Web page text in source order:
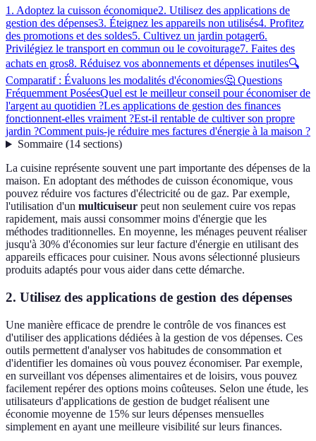
1. Adoptez la cuisson économique2. Utilisez des applications de
gestion des dépenses3. Éteignez les appareils non utilisés4. Profitez
des promotions et des soldes5. Cultivez un jardin potager6.
Privilégiez le transport en commun ou le covoiturage7. Faites des
achats en gros8. Réduisez vos abonnements et dépenses inutiles🔍
Comparatif : Évaluons les modalités d'économies🤔 Questions
Fréquemment PoséesQuel est le meilleur conseil pour économiser de
l'argent au quotidien ?Les applications de gestion des finances
fonctionnent-elles vraiment ?Est-il rentable de cultiver son propre
jardin ?Comment puis-je réduire mes factures d'énergie à la maison ?
Sommaire(14 sections)
La cuisine représente souvent une part importante des dépenses de la
maison. En adoptant des méthodes de cuisson économique, vous
pouvez réduire vos factures d'électricité ou de gaz. Par exemple,
l'utilisation d'un multicuiseur peut non seulement cuire vos repas
rapidement, mais aussi consommer moins d'énergie que les
méthodes traditionnelles. En moyenne, les ménages peuvent réaliser
jusqu'à 30% d'économies sur leur facture d'énergie en utilisant des
appareils efficaces pour cuisiner. Nous avons sélectionné plusieurs
produits adaptés pour vous aider dans cette démarche.
2. Utilisez des applications de gestion des dépenses
Une manière efficace de prendre le contrôle de vos finances est
d'utiliser des applications dédiées à la gestion de vos dépenses. Ces
outils permettent d'analyser vos habitudes de consommation et
d'identifier les domaines où vous pouvez économiser. Par exemple,
en surveillant vos dépenses alimentaires et de loisirs, vous pouvez
facilement repérer des options moins coûteuses. Selon une étude, les
utilisateurs d'applications de gestion de budget réalisent une
économie moyenne de 15% sur leurs dépenses mensuelles
simplement en ayant une meilleure visibilité sur leurs finances.